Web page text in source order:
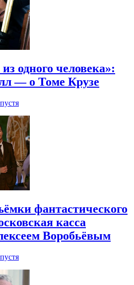
одного человека»:
— о Томе Крузе
фантастического
касса
Воробьёвым